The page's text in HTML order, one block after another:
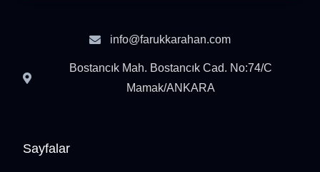
Sayfalar
info@farukkarahan.com
Bostancık Mah. Bostancık Cad. No:74/C
Mamak/ANKARA